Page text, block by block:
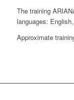
The training
languages:
Approximate